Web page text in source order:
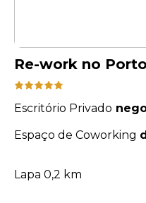
Re-work no Porto
Escritório Privado
Espaço de Coworking
Lapa 0,2 km